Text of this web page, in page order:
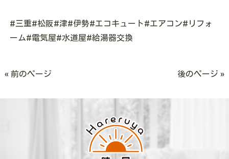
#三重#松阪#津#伊勢#エコキュート#エアコン# リフォ
ーム#電気屋#水道屋#給湯器交換
« 前のページ 後のページ »